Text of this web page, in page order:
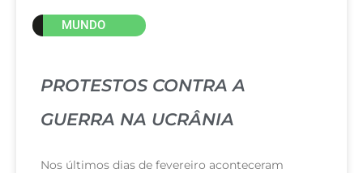
MUNDO
PROTESTOS CONTRA A
GUERRA NA UCRÂNIA
Nos últimos dias de fevereiro aconteceram